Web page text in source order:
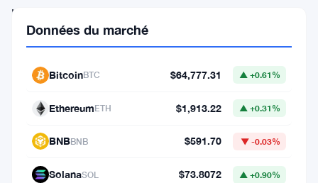
leurs
prix
fortement
Données du marché
BitcoinBTC $64,777.31 ▲ +0.61%
EthereumETH $1,913.22 ▲ +0.31%
BNBBNB $591.70 ▼ -0.03%
SolanaSOL $73.8072 ▲ +0.90%